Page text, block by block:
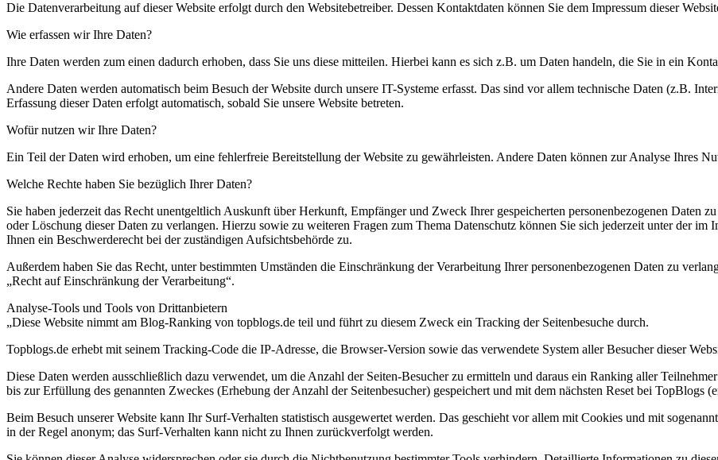
Die Datenverarbeitung auf dieser Website erfolgt durch den Websitebetreiber. Dessen Kontaktdaten können Sie dem Impressum dieser
Wie erfassen wir Ihre Daten?
Ihre Daten werden zum einen dadurch erhoben, dass Sie uns diese mitteilen. Hierbei kann es sich z.B. um Daten handeln, die Sie in ein
Andere Daten werden automatisch beim Besuch der Website durch unsere IT-Systeme erfasst. Das sind vor allem technische Daten (z.B.
Erfassung dieser Daten erfolgt automatisch, sobald Sie unsere Website betreten.
Wofür nutzen wir Ihre Daten?
Ein Teil der Daten wird erhoben, um eine fehlerfreie Bereitstellung der Website zu gewährleisten. Andere Daten können zur Analyse Ihres
Welche Rechte haben Sie bezüglich Ihrer Daten?
Sie haben jederzeit das Recht unentgeltlich Auskunft über Herkunft, Empfänger und Zweck Ihrer gespeicherten personenbezogenen Daten
oder Löschung dieser Daten zu verlangen. Hierzu sowie zu weiteren Fragen zum Thema Datenschutz können Sie sich jederzeit unter der im
Ihnen ein Beschwerderecht bei der zuständigen Aufsichtsbehörde zu.
Außerdem haben Sie das Recht, unter bestimmten Umständen die Einschränkung der Verarbeitung Ihrer personenbezogenen Daten zu
„Recht auf Einschränkung der Verarbeitung“.
Analyse-Tools und Tools von Drittanbietern
„Diese Website nimmt am Blog-Ranking von topblogs.de teil und führt zu diesem Zweck ein Tracking der Seitenbesuche durch.
Topblogs.de erhebt mit seinem Tracking-Code die IP-Adresse, die Browser-Version sowie das verwendete System aller Besucher dieser
Diese Daten werden ausschließlich dazu verwendet, um die Anzahl der Seiten-Besucher zu ermitteln und daraus ein Ranking aller
bis zur Erfüllung des genannten Zweckes (Erhebung der Anzahl der Seitenbesucher) gespeichert und mit dem nächsten Reset bei TopBlogs
Beim Besuch unserer Website kann Ihr Surf-Verhalten statistisch ausgewertet werden. Das geschieht vor allem mit Cookies und mit
in der Regel anonym; das Surf-Verhalten kann nicht zu Ihnen zurückverfolgt werden.